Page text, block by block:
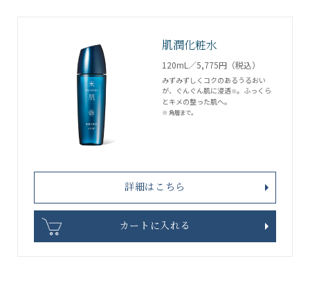
肌潤化粧水
120mL／5,775円（税込）
みずみずしくコクのあるうるおい
が、ぐんぐん肌に浸透※。ふっくら
とキメの整った肌へ。
※ 角層まで。
詳細はこちら
カートに入れる